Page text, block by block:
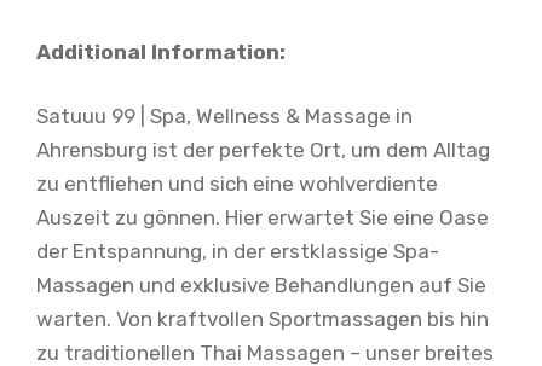
Additional Information:
Satuuu 99 | Spa, Wellness & Massage in
Ahrensburg ist der perfekte Ort, um dem Alltag
zu entfliehen und sich eine wohlverdiente
Auszeit zu gönnen. Hier erwartet Sie eine Oase
der Entspannung, in der erstklassige Spa-
Massagen und exklusive Behandlungen auf Sie
warten. Von kraftvollen Sportmassagen bis hin
zu traditionellen Thai Massagen – unser breites